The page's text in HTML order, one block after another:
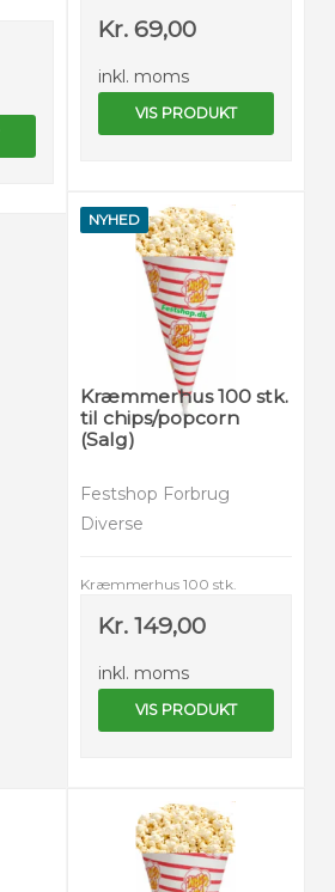
Kr. 69,00
inkl. moms
VIS PRODUKT
NYHED
Kræmmerhus 100 stk.
til chips/popcorn
(Salg)
Festshop Forbrug
Diverse
Kræmmerhus 100 stk.
Kr. 149,00
inkl. moms
VIS PRODUKT